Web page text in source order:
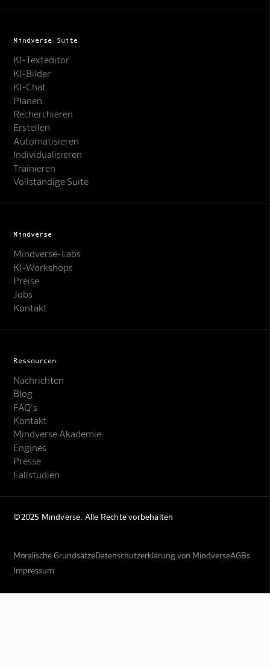
Mindverse Suite
KI-Texteditor
KI-Bilder
KI-Chat
Planen
Recherchieren
Erstellen
Automatisieren
Individualisieren
Trainieren
Vollständige Suite
Mindverse
Mindverse-Labs
KI-Workshops
Preise
Jobs
Kontakt
Ressourcen
Nachrichten
Blog
FAQ's
Kontakt
Mindverse Akademie
Engines
Presse
Fallstudien
©2025 Mindverse. Alle Rechte vorbehalten
Moralische GrundsätzeDatenschutzerklärung von MindverseAGBs
Impressum